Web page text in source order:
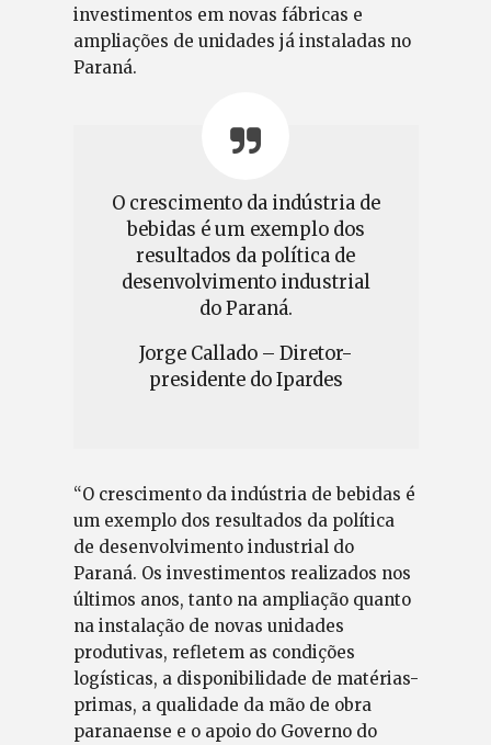
investimentos em novas fábricas e
ampliações de unidades já instaladas no
Paraná.
O crescimento da indústria de
bebidas é um exemplo dos
resultados da política de
desenvolvimento industrial
do Paraná.
Jorge Callado – Diretor-
presidente do Ipardes
“O crescimento da indústria de bebidas é
um exemplo dos resultados da política
de desenvolvimento industrial do
Paraná. Os investimentos realizados nos
últimos anos, tanto na ampliação quanto
na instalação de novas unidades
produtivas, refletem as condições
logísticas, a disponibilidade de matérias-
primas, a qualidade da mão de obra
paranaense e o apoio do Governo do